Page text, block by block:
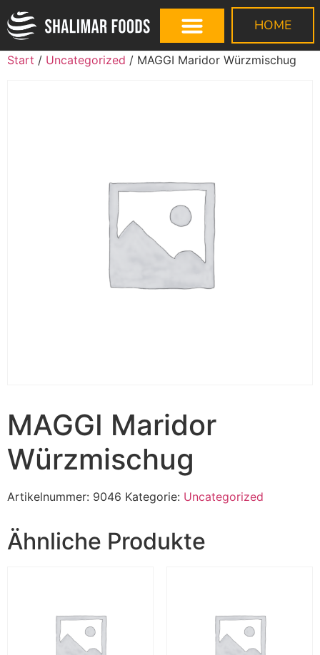
HOME
Start / Uncategorized / MAGGI Maridor Würzmischug
MAGGI Maridor
Würzmischug
Artikelnummer: 9046 Kategorie: Uncategorized
Ähnliche Produkte